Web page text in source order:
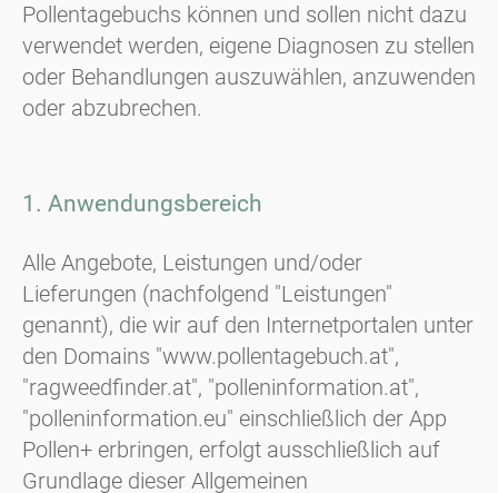
Pollentagebuchs können und sollen nicht dazu
verwendet werden, eigene Diagnosen zu stellen
oder Behandlungen auszuwählen, anzuwenden
oder abzubrechen.
1. Anwendungsbereich
Alle Angebote, Leistungen und/oder
Lieferungen (nachfolgend "Leistungen"
genannt), die wir auf den Internetportalen unter
den Domains "www.pollentagebuch.at",
"ragweedfinder.at", "polleninformation.at",
"polleninformation.eu" einschließlich der App
Pollen+ erbringen, erfolgt ausschließlich auf
Grundlage dieser Allgemeinen